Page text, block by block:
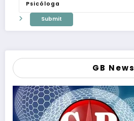
GB News